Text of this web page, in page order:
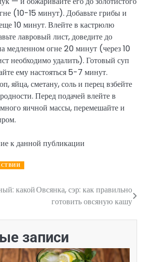
(10-15 минут). Добавьте грибы и
10 минут. Влейте в кастрюлю
лавровый лист, доведите до
медленном огне 20 минут (через 10
необходимо удалить). Готовый суп
ему настояться 5-7 минут.
яйца, сметану, соль и перец взбейте
Перед подачей влейте в
яичной массы, перемешайте и
к данной публикации
какойОвсянка, сэр: как правильно
готовить овсяную кашу
записи